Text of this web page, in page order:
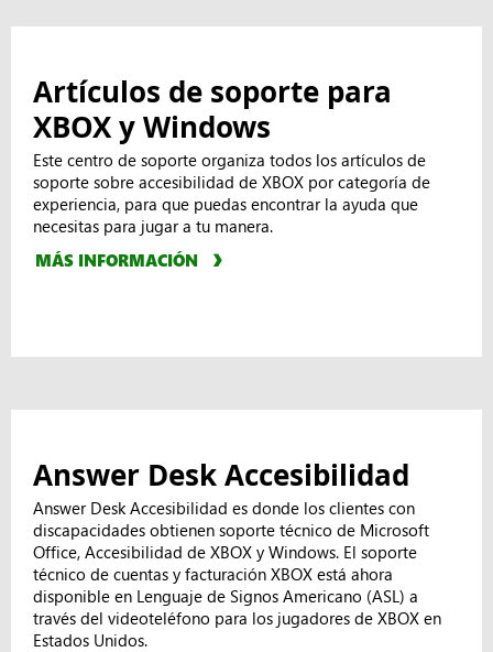
Artículos de soporte para
XBOX y Windows
Este centro de soporte organiza todos los artículos de
soporte sobre accesibilidad de XBOX por categoría de
experiencia, para que puedas encontrar la ayuda que
necesitas para jugar a tu manera.
MÁS INFORMACIÓN
Answer Desk Accesibilidad
Answer Desk Accesibilidad es donde los clientes con
discapacidades obtienen soporte técnico de Microsoft
Office, Accesibilidad de XBOX y Windows. El soporte
técnico de cuentas y facturación XBOX está ahora
disponible en Lenguaje de Signos Americano (ASL) a
través del videoteléfono para los jugadores de XBOX en
Estados Unidos.